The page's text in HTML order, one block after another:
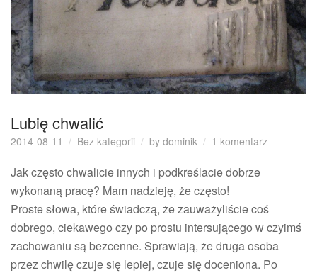
Lubię chwalić
2014-08-11 Bez kategorii by dominik 1 komentarz
Jak często chwalicie innych i podkreślacie dobrze
wykonaną pracę? Mam nadzieję, że często!
Proste słowa, które świadczą, że zauważyliście coś
dobrego, ciekawego czy po prostu intersującego w czyimś
zachowaniu są bezcenne. Sprawiają, że druga osoba
przez chwilę czuje się lepiej, czuje się doceniona. Po